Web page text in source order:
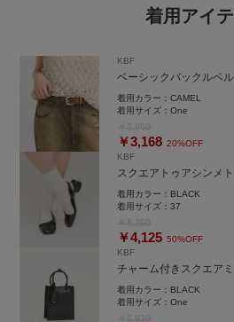
着用アイ
KBF
ベーシックバックルベル
着用カラー：CAMEL
着用サイズ：One
￥3,168 20%OFF
KBF
スクエアトゥアシンメ
着用カラー： BLACK
着用サイズ：37
￥4,125 50%OFF
KBF
チャーム付きスクエア
着用カラー： BLACK
着用サイズ：One